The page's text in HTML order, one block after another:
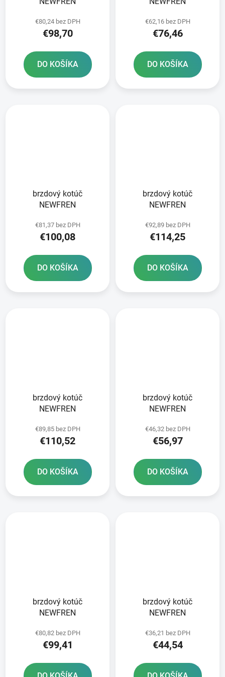
€80,24 bez DPH
€98,70
DO KOŠÍKA
€62,16 bez DPH
€76,46
DO KOŠÍKA
brzdový kotúč
NEWFREN
€81,37 bez DPH
€100,08
DO KOŠÍKA
brzdový kotúč
NEWFREN
€92,89 bez DPH
€114,25
DO KOŠÍKA
brzdový kotúč
NEWFREN
€89,85 bez DPH
€110,52
DO KOŠÍKA
brzdový kotúč
NEWFREN
€46,32 bez DPH
€56,97
DO KOŠÍKA
brzdový kotúč
NEWFREN
€80,82 bez DPH
€99,41
brzdový kotúč
NEWFREN
€36,21 bez DPH
€44,54